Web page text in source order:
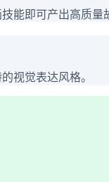
能即可产出高质量
视觉表达风格。